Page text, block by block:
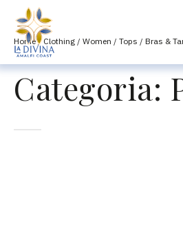
Home/Clothing / Women / Tops / Bras &
Categoria: